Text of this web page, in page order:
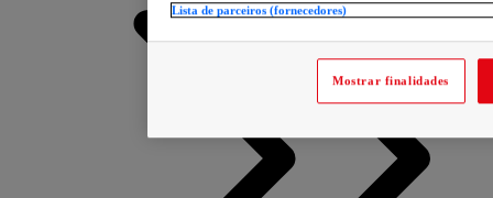
Lista de parceiros (fornecedores)
Mostrar finalidades